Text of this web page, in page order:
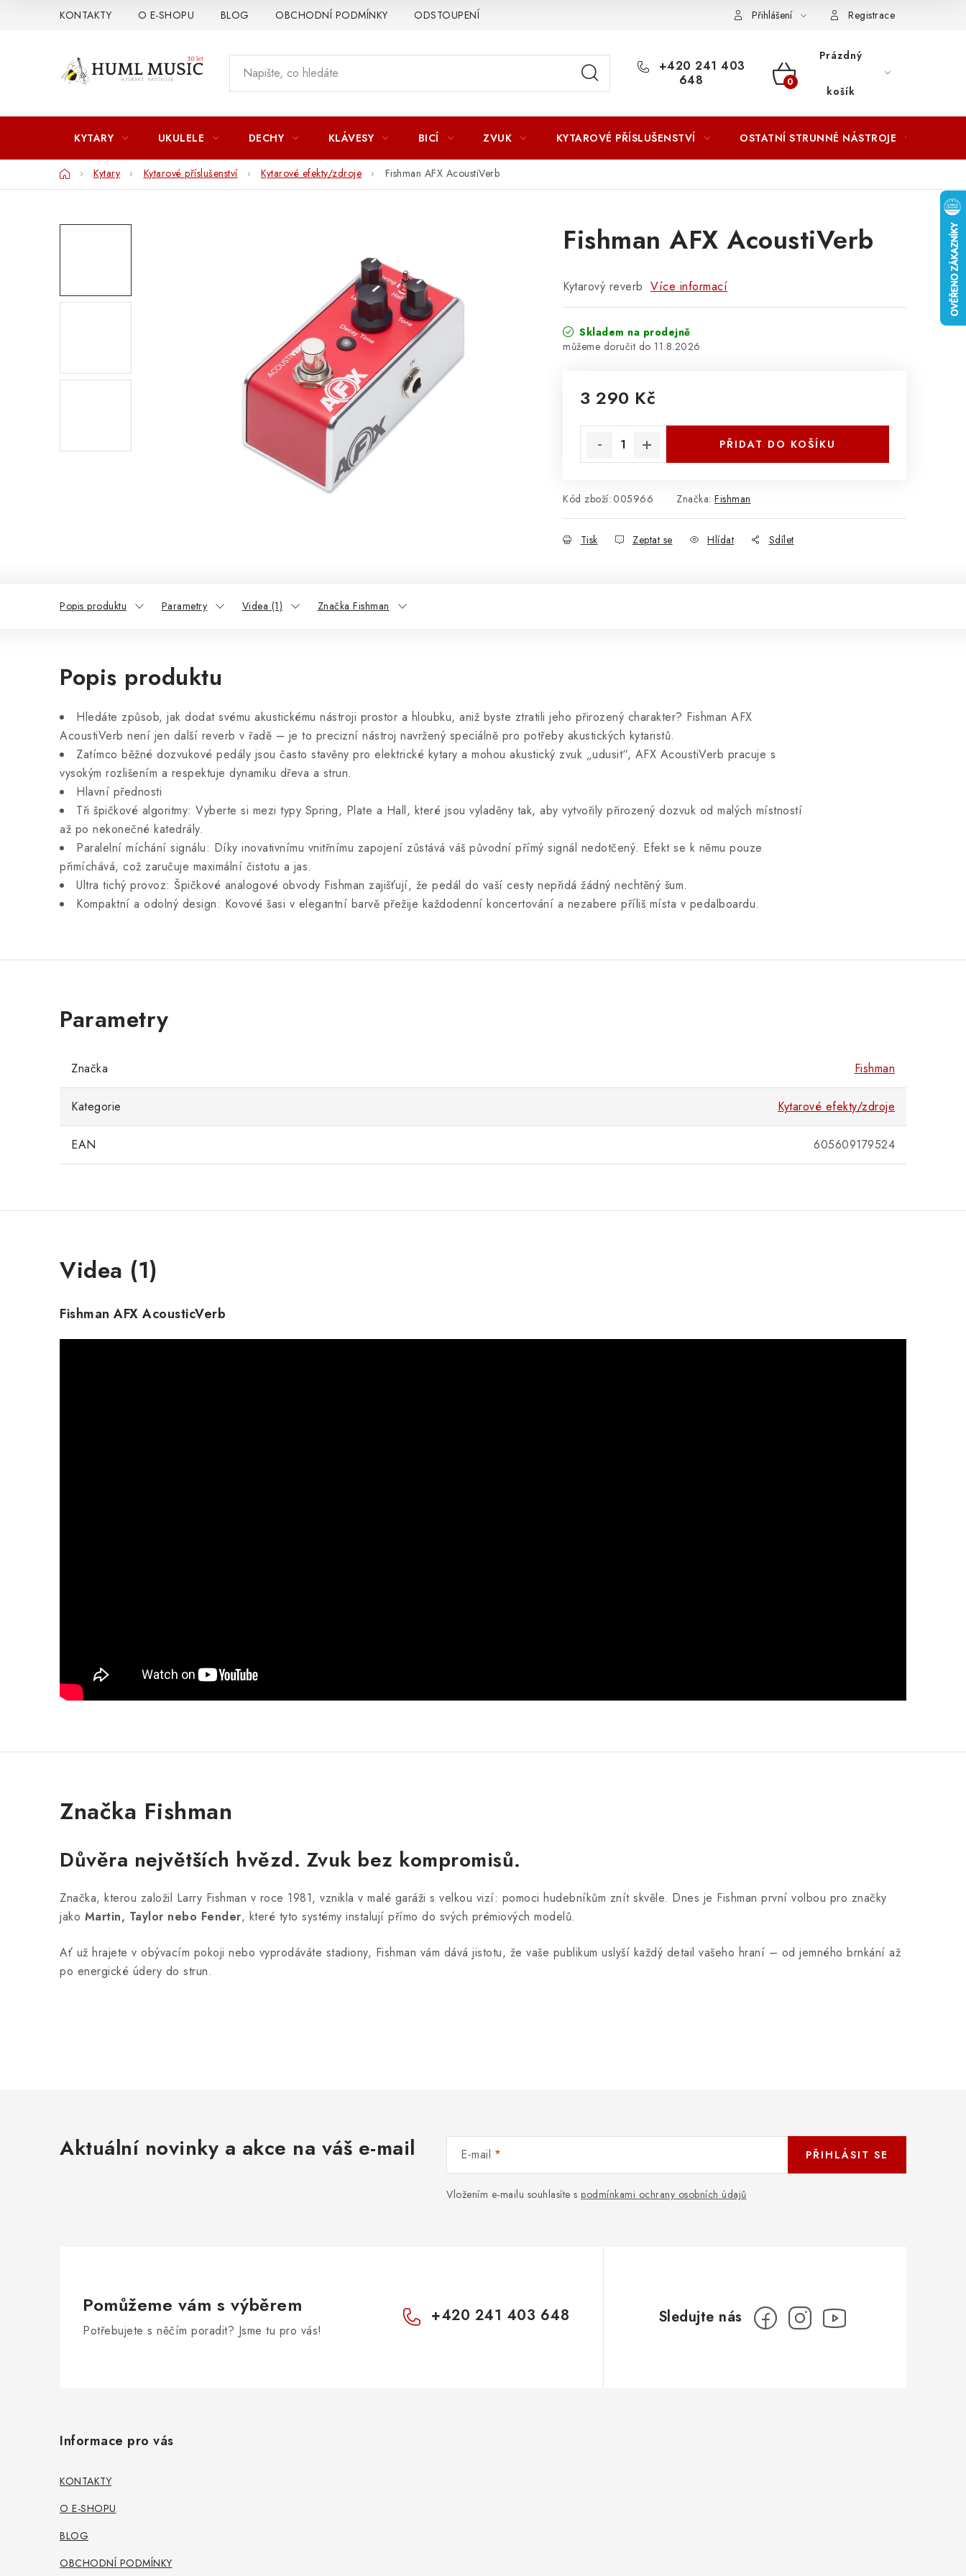
KONTAKTY O E-SHOPU BLOG OBCHODNÍ PODMÍNKY ODSTOUPENÍ OD SMLOUVY ZÁSADY ZPRACOVÁNÍ OSOBNÍCH ÚDAJŮ
Přihlášení Registrace
+420 241 403
648
NÁKUPNÍ
Prázdný
košík
KYTARY UKULELE DECHY KLÁVESY BICÍ ZVUK KYTAROVÉ PŘÍSLUŠENSTVÍ OSTATNÍ STRUNNÉ NÁSTROJE
DomůKytary Kytarové příslušenství Kytarové efekty/zdroje Fishman AFX AcoustiVerb
Fishman AFX AcoustiVerb
Kytarový reverb Více informací
Skladem na prodejně
11.8.2026
3 290 Kč
PŘIDAT DO KOŠÍKU
Kód zboží: 005966 Značka: Fishman
Tisk Zeptat se Hlídat Sdílet
Popis produktu Parametry Videa (1) Značka Fishman
Popis produktu
Hledáte způsob, jak dodat svému akustickému nástroji prostor a hloubku, aniž byste ztratili jeho přirozený charakter? Fishman AFX
AcoustiVerb není jen další reverb v řadě – je to precizní nástroj navržený speciálně pro potřeby akustických kytaristů.
Zatímco běžné dozvukové pedály jsou často stavěny pro elektrické kytary a mohou akustický zvuk „udusit“, AFX AcoustiVerb pracuje s
vysokým rozlišením a respektuje dynamiku dřeva a strun.
Hlavní přednosti
Tři špičkové algoritmy: Vyberte si mezi typy Spring, Plate a Hall, které jsou vyladěny tak, aby vytvořily přirozený dozvuk od malých místností
až po nekonečné katedrály.
Paralelní míchání signálu: Díky inovativnímu vnitřnímu zapojení zůstává váš původní přímý signál nedotčený. Efekt se k němu pouze
přimíchává, což zaručuje maximální čistotu a jas.
Ultra tichý provoz: Špičkové analogové obvody Fishman zajišťují, že pedál do vaší cesty nepřidá žádný nechtěný šum.
Kompaktní a odolný design: Kovové šasi v elegantní barvě přežije každodenní koncertování a nezabere příliš místa v pedalboardu.
Značka Fishman
Kategorie Kytarové efekty/zdroje
EAN 605609179524
Videa (1)
Fishman AFX AcousticVerb
Značka Fishman
Důvěra největších hvězd. Zvuk bez kompromisů.
Značka, kterou založil Larry Fishman v roce 1981, vznikla v malé garáži s velkou vizí: pomoci hudebníkům znít skvěle. Dnes je Fishman první volbou pro značky
jako Martin, Taylor nebo Fender, které tyto systémy instalují přímo do svých prémiových modelů.
Ať už hrajete v obývacím pokoji nebo vyprodáváte stadiony, Fishman vám dává jistotu, že vaše publikum uslyší každý detail vašeho hraní – od jemného brnkání až
po energické údery do strun.
Aktuální novinky a akce na váš e-mail E-mail
Vložením e-mailu souhlasíte s podmínkami ochrany osobních údajů
PŘIHLÁSIT SE
Pomůžeme vám s výběrem
Potřebujete s něčím poradit? Jsme tu pro vás!
+420 241 403 648
Informace pro vás
KONTAKTY
O E-SHOPU
BLOG
OBCHODNÍ PODMÍNKY